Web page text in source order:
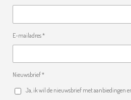
E-mailadres *
Nieuwsbrief *
Ja, ik wil de nieuwsbrief met aanbiedingen